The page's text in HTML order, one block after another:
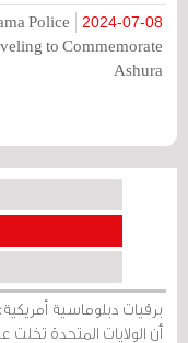
2024-07-08
Police
to Commemorate
Ashura
برقيات دبلوماسية
أن الولايات المتحدة تخلت